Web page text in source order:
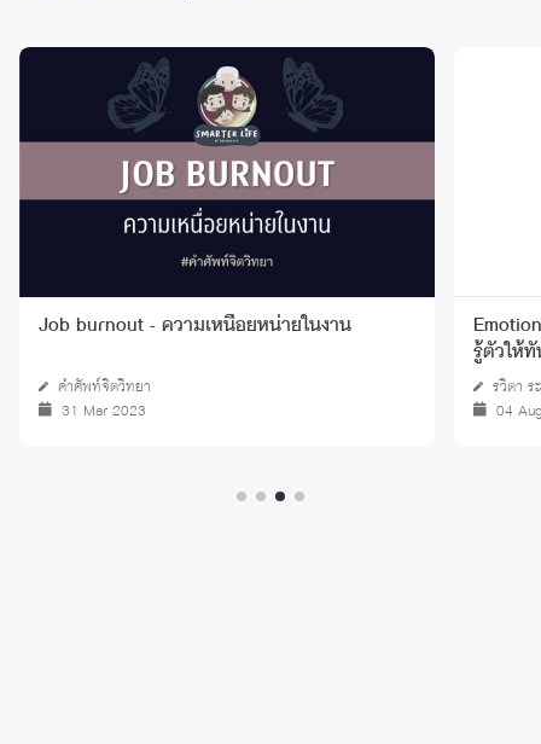
Job burnout - ความเหนื่อยหน่ายในงาน
คำศัพท์จิตวิทยา
31 Mar 2023
รู้ตัวให้
รวิตา ร
04